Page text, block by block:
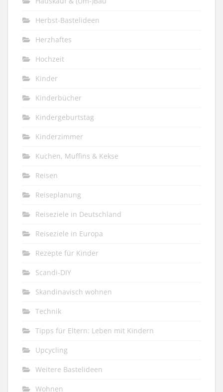
Herbst-Bastelideen
Herzhaftes
Hochzeit
Kinder
Kinderbücher
Kindergeburtstag
Kinderzimmer
Kuchen, Muffins & Kekse
Reisen
Reiseplanung
Reiseziele in Deutschland
Reiseziele in Europa
Rezepte für Kinder
Scandi-DIY
Skandinavisch wohnen
Technik
Tipps für Eltern: Leben mit Kindern
Upcycling
Weitere Bastelideen
Wohnen